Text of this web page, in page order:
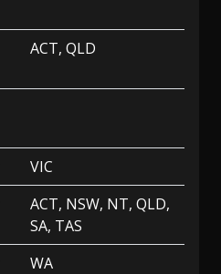
ACT, QLD
VIC
ACT, NSW, NT, QLD,
SA, TAS
WA